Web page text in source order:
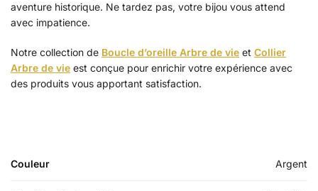
aventure historique. Ne tardez pas, votre bijou vous attend
avec impatience.
Notre collection de Boucle d’oreille Arbre de vie et Collier
Arbre de vie est conçue pour enrichir votre expérience avec
des produits vous apportant satisfaction.
Couleur Argent